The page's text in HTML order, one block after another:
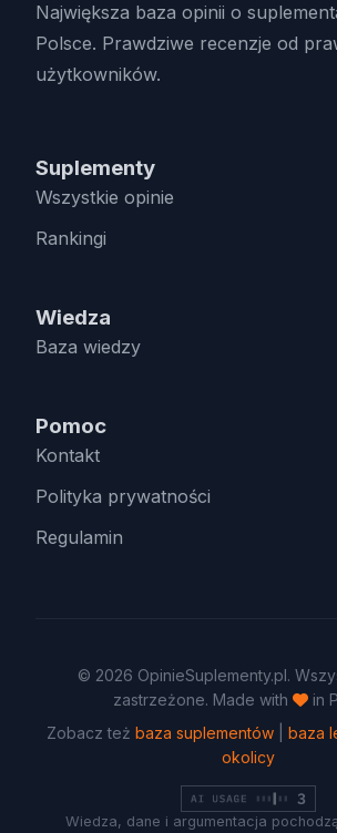
Największa baza opinii o
Polsce. Prawdziwe recenzje od
użytkowników.
Suplementy
Wszystkie opinie
Rankingi
Wiedza
Baza wiedzy
Pomoc
Kontakt
Polityka prywatności
Regulamin
© 2026 OpinieSuplementy.pl.
zastrzeżone. Made with
in
Zobacz też baza suplementów baza
okolicy
Wiedza, dane i argumentacja